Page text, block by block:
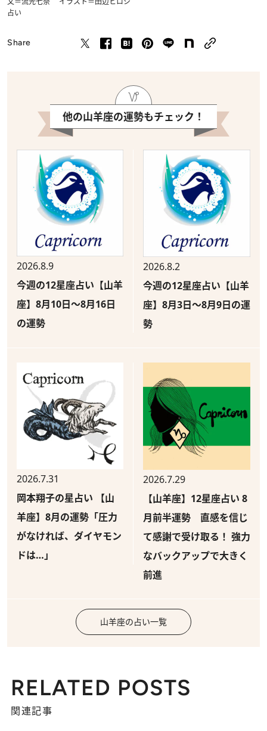
占い
Share
他の山羊座の運勢もチェック！
2026.8.9
今週の12星座占い【山羊
座】8月10日～8月16日
の運勢
2026.8.2
今週の12星座占い【山羊
座】8月3日～8月9日の運
勢
2026.7.31
岡本翔子の星占い 【山
羊座】8月の運勢「圧力
がなければ、ダイヤモン
ドは…」
2026.7.29
【山羊座】12星座占い 8
月前半運勢 直感を信じ
て感謝で受け取る！ 強力
なバックアップで大きく
前進
山羊座の占い一覧
RELATED POSTS
関連記事